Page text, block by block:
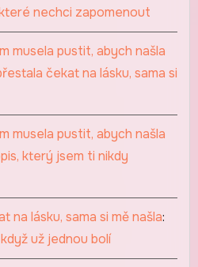
nechci zapomenout
musela pustit, abych našla
čekat na lásku, sama si
musela pustit, abych našla
který jsem ti nikdy
na lásku, sama si mě našla:
už jednou bolí